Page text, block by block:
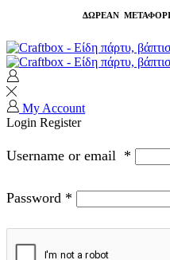
ΔΩΡΕΑΝ
My Account
Login Register
Username or email *
Password *